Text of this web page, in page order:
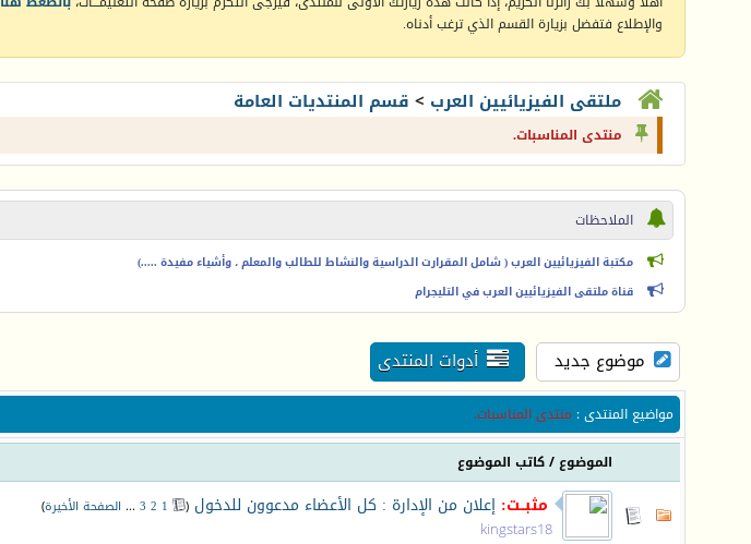
والإطلاع فتفضل بزيارة القسم الذي ترغب أدناه.
ملتقى الفيزيائيين العرب > قسم المنتديات العامة
منتدى المناسبات.
الملاحظات
مكتبة الفيزيائيين العرب ( شامل المقرارت الدراسية والنشاط للطالب والمعلم ، وأشياء مفيدة .....)
قناة ملتقى الفيزيائيين العرب في التليجرام
موضوع جديد أدوات المنتدى
مواضيع المنتدى: منتدى المناسبات.
الموضوع/كاتب الموضوع
مثبــت: إعلان من الإدارة : كل الأعضاء مدعوون للدخول (
1
2
3
... الصفحة الأخيرة)
kingstars18